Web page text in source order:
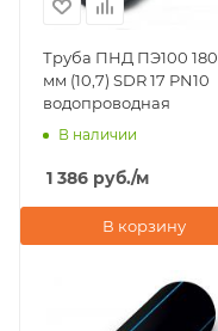
Труба ПНД ПЭ100 180
мм (10,7) SDR 17 PN10
водопроводная
В наличии
1 386 руб./м
В корзину